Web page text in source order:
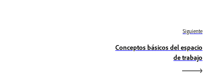
Siguiente
Conceptos básicos del espacio
de trabajo